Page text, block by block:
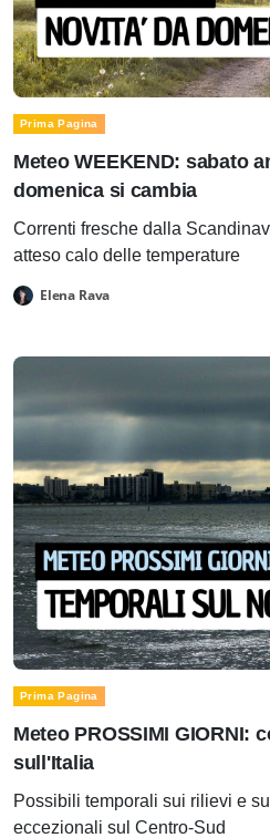
Prima Pagina
Meteo WEEKEND: sabato
domenica si cambia
Correnti fresche dalla
atteso calo delle temperature
Elena Rava
Prima Pagina
Meteo PROSSIMI GIORNI:
sull'Italia
Possibili temporali sui rilievi e
eccezionali sul Centro-Sud